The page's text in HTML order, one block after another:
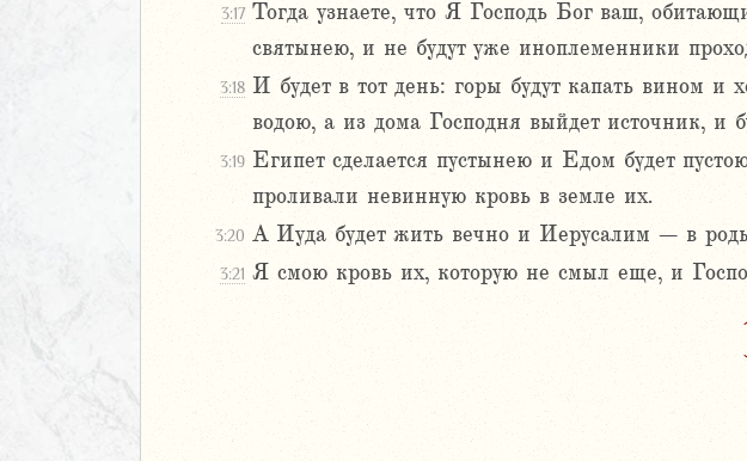
3:17 Тогда узнаете, что Я Господь Бог ваш,
святынею, и не будут уже иноплеменники
3:18 И будет в тот день: горы будут капать вином и
водою, а из дома Господня выйдет источник, и
3:19 Египет сделается пустынею и Едом будет
проливали невинную кровь в земле их.
3:20 А Иуда будет жить вечно и Иерусалим – в
3:21 Я смою кровь их, которую не смыл еще, и